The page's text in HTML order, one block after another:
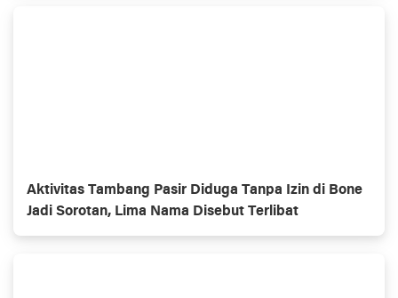
Aktivitas Tambang Pasir Diduga Tanpa Izin di Bone
Jadi Sorotan, Lima Nama Disebut Terlibat